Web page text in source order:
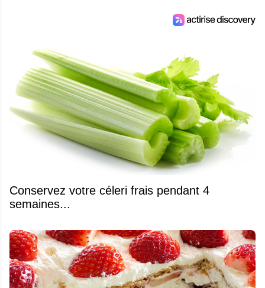
Conservez votre céleri frais pendant 4
semaines...